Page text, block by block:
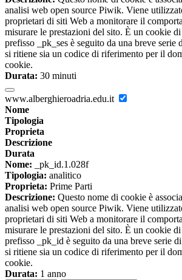
analisi web open source Piwik. Viene
proprietari di siti Web a monitorare il
misurare le prestazioni del sito. È un cookie
prefisso _pk_ses è seguito da una breve serie
si ritiene sia un codice di riferimento per il
cookie.
Durata: 30 minuti
www.alberghieroadria.edu.it
Nome
Tipologia
Proprieta
Descrizione
Durata
Nome: _pk_id.1.028f
Tipologia: analitico
Proprieta: Prime Parti
Descrizione: Questo nome di cookie è
analisi web open source Piwik. Viene
proprietari di siti Web a monitorare il
misurare le prestazioni del sito. È un cookie
prefisso _pk_id è seguito da una breve serie
si ritiene sia un codice di riferimento per il
cookie.
Durata: 1 anno